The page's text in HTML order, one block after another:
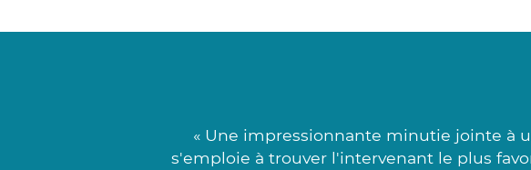
« Une impressionnante minutie jointe à
s'emploie à trouver l'intervenant le plus